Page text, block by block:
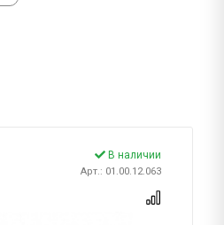
В наличии
Арт.: 01.00.12.063